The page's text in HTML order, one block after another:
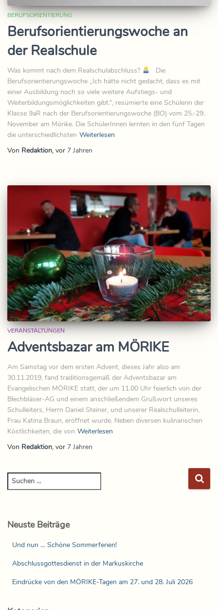
BERUFSORIENTIERUNG
Berufsorientierungswoche an
der Realschule
Was kommt nach dem Realschulabschluss?
Die
Berufsorientierungswoche „Ich hätte nicht gedacht, dass es mit
einer Ausbildung noch so viele weitere Aufstiegs- und
Weiterbildungsmöglichkeiten gibt.“, resümierte eine Schülerin der
Klasse 9aR nach der Berufsorientierungswoche (BO) vom 25.-29.
November am Mörike. Die SchülerInnen lernten in den fünf Tagen
die unterschiedlichsten Weiterlesen
Von Redaktion, vor 7 Jahren
VERANSTALTUNGEN
Adventsbazar am MÖRIKE
Am Samstag vor dem ersten Advent, dieses Jahr also am
30.11.2019, fand traditionsgemäß der Adventsbazar am
Evangelischen MÖRIKE statt, der um 11.00 Uhr feierlich von der
Blechbläser-AG und einem anschließendem Grußwort unseres
Schulleiters, Herrn Daniel Steiner, und unserer Realschulleiterin,
Frau Katina Braun, eröffnet wurde. Neben diversen kulinarischen
Köstlichkeiten, die von Weiterlesen
Von Redaktion, vor 7 Jahren
Neuste Beiträge
Und nun … Schöne Sommerferien!
Abschlussgottesdienst in der Markuskirche
Eindrücke von den MÖRIKE-Tagen am 27. und 28. Juli 2026